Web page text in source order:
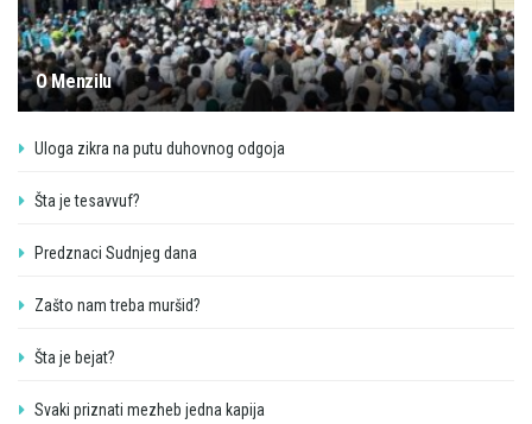
O Menzilu
Uloga zikra na putu duhovnog odgoja
Šta je tesavvuf?
Predznaci Sudnjeg dana
Zašto nam treba muršid?
Šta je bejat?
Svaki priznati mezheb jedna kapija